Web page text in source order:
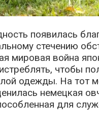
появилась
стечению
мировая война
чтобы
одежды. На тот
немецкая
для